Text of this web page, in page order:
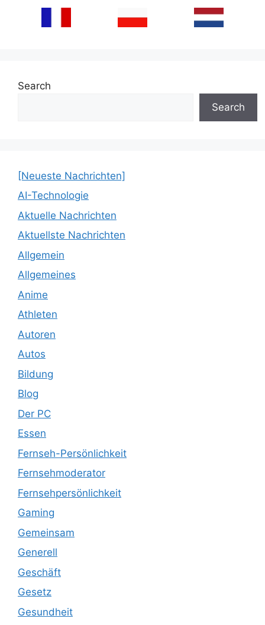
Search
Search
[Neueste Nachrichten]
AI-Technologie
Aktuelle Nachrichten
Aktuellste Nachrichten
Allgemein
Allgemeines
Anime
Athleten
Autoren
Autos
Bildung
Blog
Der PC
Essen
Fernseh-Persönlichkeit
Fernsehmoderator
Fernsehpersönlichkeit
Gaming
Gemeinsam
Generell
Geschäft
Gesetz
Gesundheit